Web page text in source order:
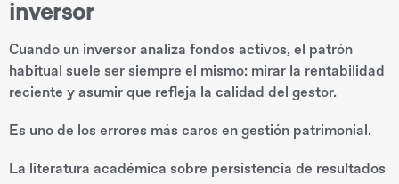
inversor
Cuando un inversor analiza fondos activos, el patrón
habitual suele ser siempre el mismo: mirar la rentabilidad
reciente y asumir que refleja la calidad del gestor.
Es uno de los errores más caros en gestión patrimonial.
La literatura académica sobre persistencia de resultados